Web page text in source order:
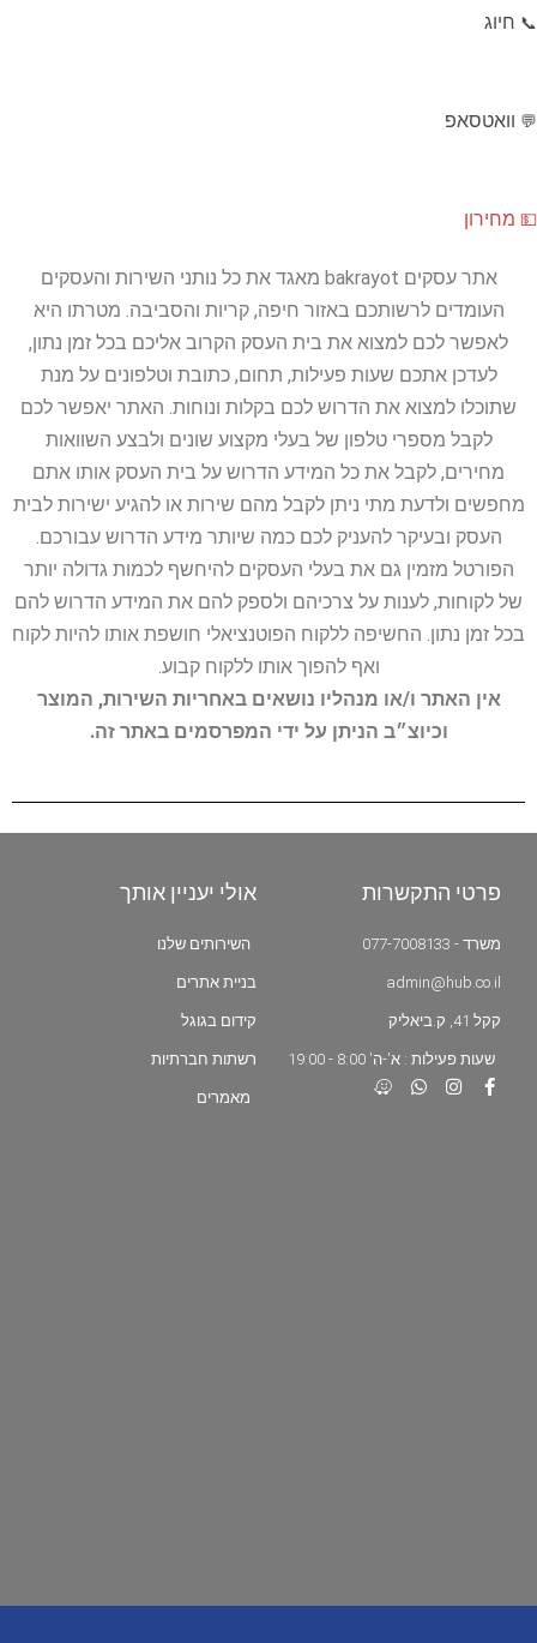
📞 חיוג
💬 וואטסאפ
💵 מחירון
אתר עסקים bakrayot מאגד את כל נותני השירות והעסקים
העומדים לרשותכם באזור חיפה, קריות והסביבה. מטרתו היא
לאפשר לכם למצוא את בית העסק הקרוב אליכם בכל זמן נתון,
לעדכן אתכם שעות פעילות, תחום, כתובת וטלפונים על מנת
שתוכלו למצוא את הדרוש לכם בקלות ונוחות. האתר יאפשר לכם
לקבל מספרי טלפון של בעלי מקצוע שונים ולבצע השוואות
מחירים, לקבל את כל המידע הדרוש על בית העסק אותו אתם
מחפשים ולדעת מתי ניתן לקבל מהם שירות או להגיע ישירות לבית
העסק ובעיקר להעניק לכם כמה שיותר מידע הדרוש עבורכם.
הפורטל מזמין גם את בעלי העסקים להיחשף לכמות גדולה יותר
של לקוחות, לענות על צרכיהם ולספק להם את המידע הדרוש להם
בכל זמן נתון. החשיפה ללקוח הפוטנציאלי חושפת אותו להיות לקוח
ואף להפוך אותו ללקוח קבוע.
אין האתר ו/או מנהליו נושאים באחריות השירות, המוצר
וכיוצ״ב הניתן על ידי המפרסמים באתר זה.
פרטי התקשרות
משרד - 077-7008133
admin@hub.co.il
קקל 41, ק.ביאליק
שעות פעילות : א'-ה' 8:00 - 19:00
אולי יעניין אותך
השירותים שלנו
בניית אתרים
קידום בגוגל
רשתות חברתיות
מאמרים